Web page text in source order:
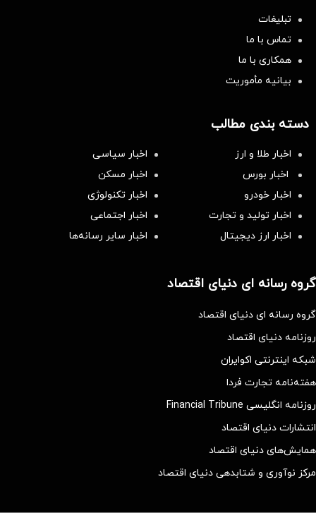
تبلیغات
تماس با ما
همکاری با ما
بیانیه مأموریت
دسته بندی مطالب
اخبار طلا و ارز
اخبار سیاسی
اخبار بورس
اخبار مسکن
اخبار خودرو
اخبار تکنولوژی
اخبار تولید و تجارت
اخبار اجتماعی
اخبار ارز دیجیتال
اخبار سایر رسانه‌‌ها
گروه رسانه ای دنیای اقتصاد
گروه رسانه ای دنیای اقتصاد
روزنامه دنیای اقتصاد
شبکه اینترنتی اکوایران
هفته‌نامه تجارت فردا
روزنامه انگلیسی Financial Tribune
انتشارات دنیای اقتصاد
همایش‌های دنیای اقتصاد
مرکز نوآوری و شتابدهی دنیای اقتصاد